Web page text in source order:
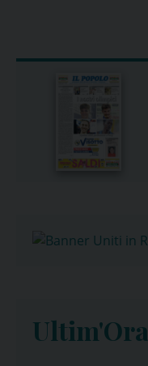
Ultim'Ora